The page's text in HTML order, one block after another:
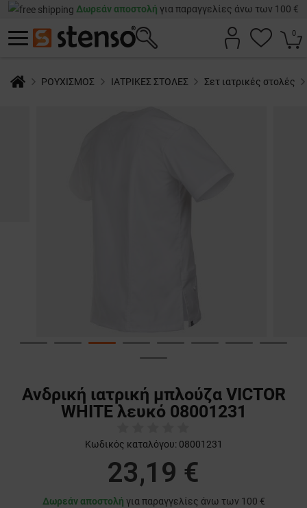
Δωρεάν αποστολή για παραγγελίες άνω των 100 €
0
ΡΟΥΧΙΣΜΟΣ ΙΑΤΡΙΚΕΣ ΣΤΟΛΕΣ Σετ ιατρικές στολές
Ανδρική ιατρική μπλούζα VICTOR
WHITE λευκό 08001231
Κωδικός καταλόγου: 08001231
23,19 €
Δωρεάν αποστολή για παραγγελίες άνω των 100 €